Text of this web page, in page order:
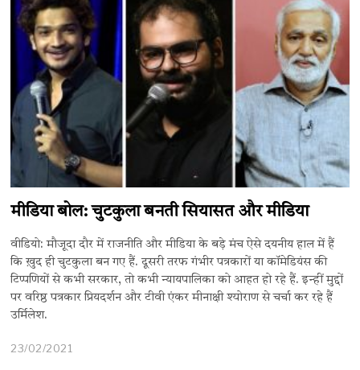
मीडिया बोल: चुटकुला बनती सियासत और मीडिया
वीडियो: मौजूदा दौर में राजनीति और मीडिया के बड़े मंच ऐसे दयनीय हाल में हैं
कि ख़ुद ही चुटकुला बन गए हैं. दूसरी तरफ गंभीर पत्रकारों या कॉमेडियंस की
टिप्पणियों से कभी सरकार, तो कभी न्यायपालिका को आहत हो रहे हैं. इन्हीं मुद्दों
पर वरिष्ठ पत्रकार प्रियदर्शन और टीवी एंकर मीनाक्षी श्योराण से चर्चा कर रहे हैं
उर्मिलेश.
23/02/2021